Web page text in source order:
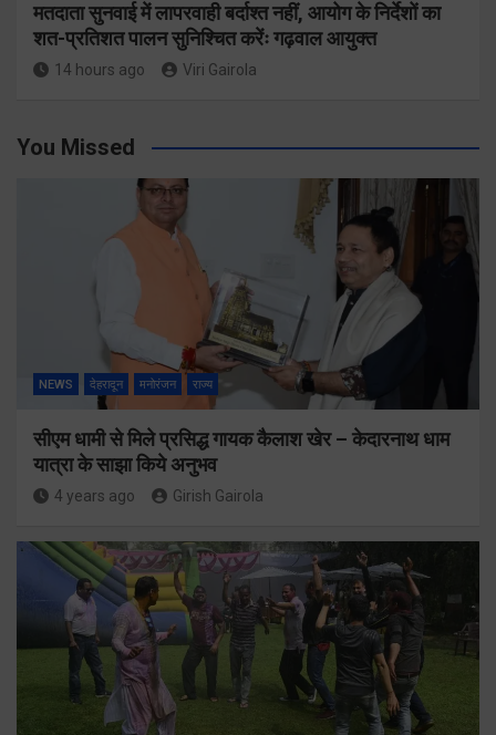
मतदाता सुनवाई में लापरवाही बर्दाश्त नहीं, आयोग के निर्देशों का
शत-प्रतिशत पालन सुनिश्चित करेंः गढ़वाल आयुक्त
14 hours ago Viri Gairola
You Missed
NEWS देहरादून मनोरंजन राज्य
सीएम धामी से मिले प्रसिद्ध गायक कैलाश खेर – केदारनाथ धाम
यात्रा के साझा किये अनुभव
4 years ago Girish Gairola